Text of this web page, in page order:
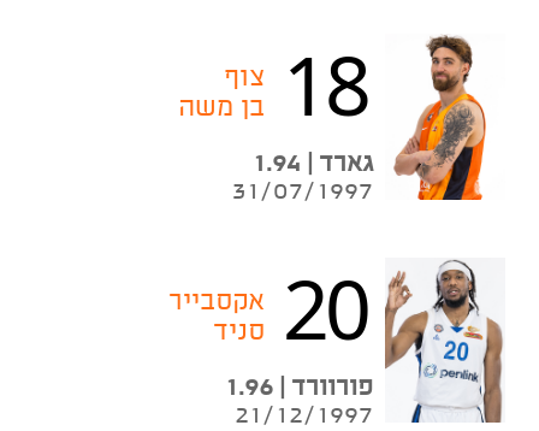
18
צוף
בן משה
גארד | 1.94
31/07/1997
20
אקסבייר
סניד
פורוורד | 1.96
21/12/1997